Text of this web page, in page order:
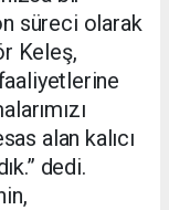
süreci olarak
Keleş,
alan kalıcı
dedi.